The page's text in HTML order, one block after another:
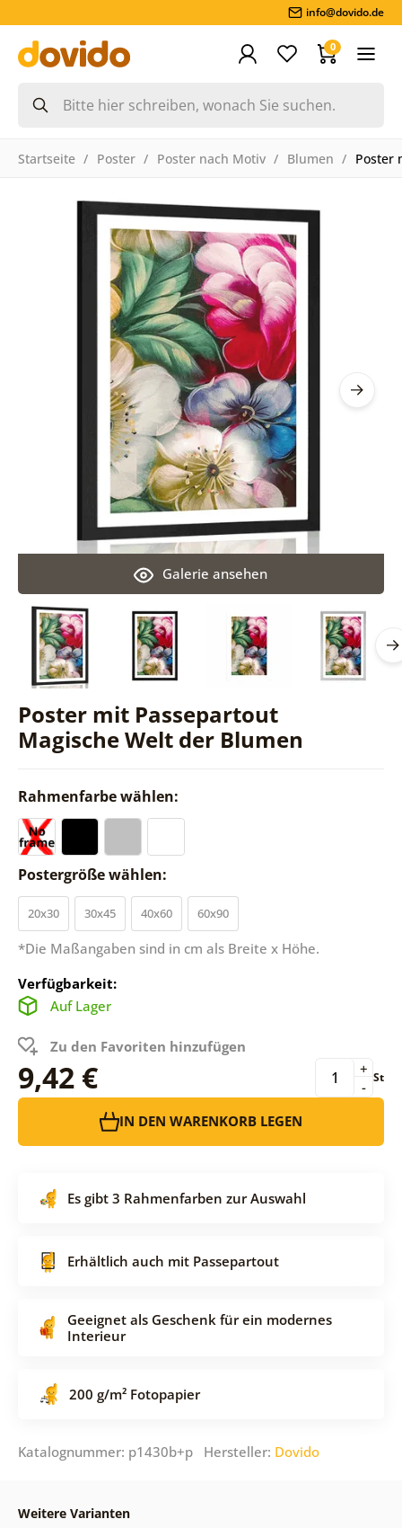
info@dovido.de
0
Startseite Poster Poster nach Motiv Blumen Poster
Poster mit Passepartout
Magische Welt der Blumen
Galerie ansehen
Rahmenfarbe wählen:
Postergröße wählen:
20x30 30x45 40x60 60x90
*Die Maßangaben sind in cm als Breite x Höhe.
Verfügbarkeit:
Auf Lager
Zu den Favoriten hinzufügen
9,42 € -
+ St
IN DEN WARENKORB LEGEN
Es gibt 3 Rahmenfarben zur Auswahl
Erhältlich auch mit Passepartout
Geeignet als Geschenk für ein modernes
Interieur
200 g/m² Fotopapier
Katalognummer: p1430b+p Hersteller: Dovido
Weitere Varianten